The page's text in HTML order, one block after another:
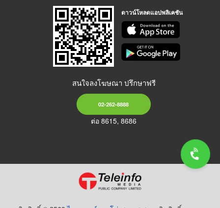
ดาวน์โหลดแอปพลิเคชัน
สนใจลงโฆษณา ปรึกษาฟรี
02-262-8888
ต่อ 8615, 8686